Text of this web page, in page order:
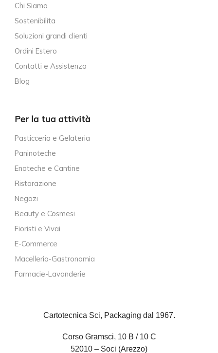
Chi Siamo
Sostenibilita
Soluzioni grandi clienti
Ordini Estero
Contatti e Assistenza
Blog
Per la tua attività
Pasticceria e Gelateria
Paninoteche
Enoteche e Cantine
Ristorazione
Negozi
Beauty e Cosmesi
Fioristi e Vivai
E-Commerce
Macelleria-Gastronomia
Farmacie-Lavanderie
Cartotecnica Sci, Packaging dal 1967.
Corso Gramsci, 10 B / 10 C
52010 – Soci (Arezzo)